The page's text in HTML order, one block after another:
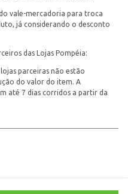
do vale-mercadoria para troca
já considerando o desconto
das Lojas Pompéia:
parceiras não estão
do valor do item. A
até 7 dias corridos a partir da